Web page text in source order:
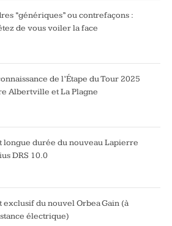
“génériques” ou contrefaçons :
de vous voiler la face
de l’Étape du Tour 2025
Albertville et La Plagne
longue durée du nouveau Lapierre
DRS 10.0
exclusif du nouvel Orbea Gain (à
électrique)